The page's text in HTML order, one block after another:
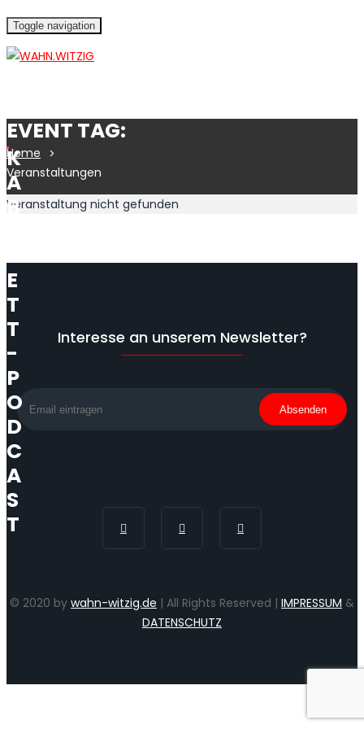
Toggle navigation
EVENT TAG:
K
A
B
R
E
T
T
-
P
O
D
C
A
S
T
Home
Veranstaltungen
Veranstaltung nicht gefunden
Interesse an unserem Newsletter?
© 2020 by wahn-witzig.de | All Rights Reserved | IMPRESSUM &
DATENSCHUTZ